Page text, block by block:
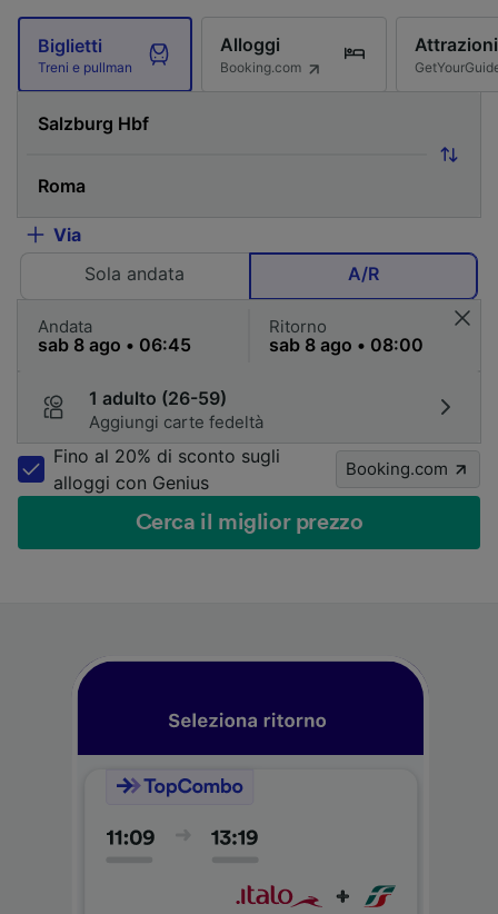
Biglietti
Treni e pullman
Alloggi
Booking.com
Attrazioni
Via
Sola andata
A/R
Andata Ritorno
1 adulto (26-59)
Aggiungi carte fedeltà
Fino al 20% di sconto sugli
alloggi con Genius
Booking.com
Cerca il miglior prezzo